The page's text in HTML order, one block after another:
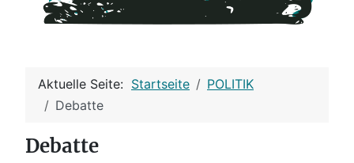
Aktuelle Seite: Startseite
POLITIK
Debatte
Debatte